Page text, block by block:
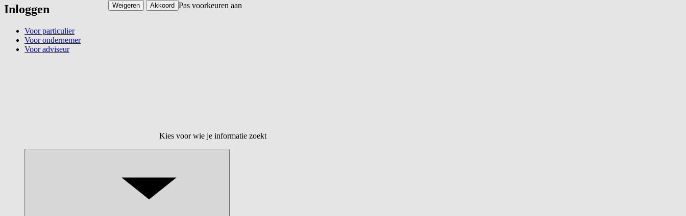
Inloggen
Voor particulier
Voor ondernemer
Voor adviseur
Kies voor wie je informatie zoekt
Pas voorkeuren aan
Weigeren Akkoord